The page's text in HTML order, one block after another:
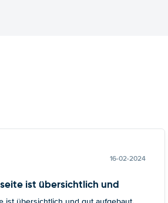
16-02-2024
ist übersichtlich und